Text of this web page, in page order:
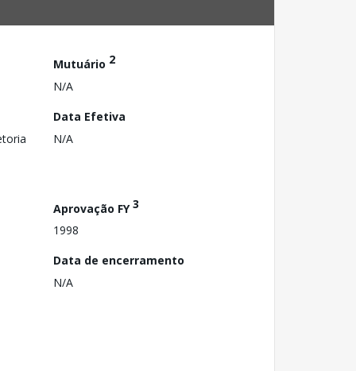
Mutuário 2
N/A
Data Efetiva
N/A
Aprovação FY3
1998
Data de encerramento
N/A